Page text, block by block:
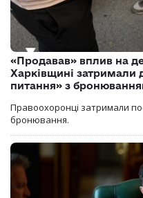
«Продавав» вплив на
Харківщині затримали
питання» з
Правоохоронці затримали
бронювання.